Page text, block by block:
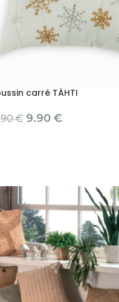
carré TÄHTI
€ 9.90 €